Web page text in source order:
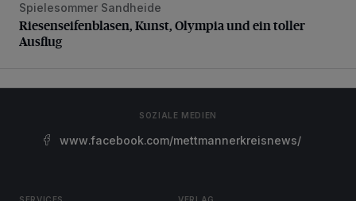
Riesenseifenblasen, Kunst, Olympia und ein toller Ausflug
Spielesommer Sandheide
Riesenseifenblasen, Kunst, Olympia und ein toller
Ausflug
SOZIALE MEDIEN
www.facebook.com/mettmannerkreisnews/